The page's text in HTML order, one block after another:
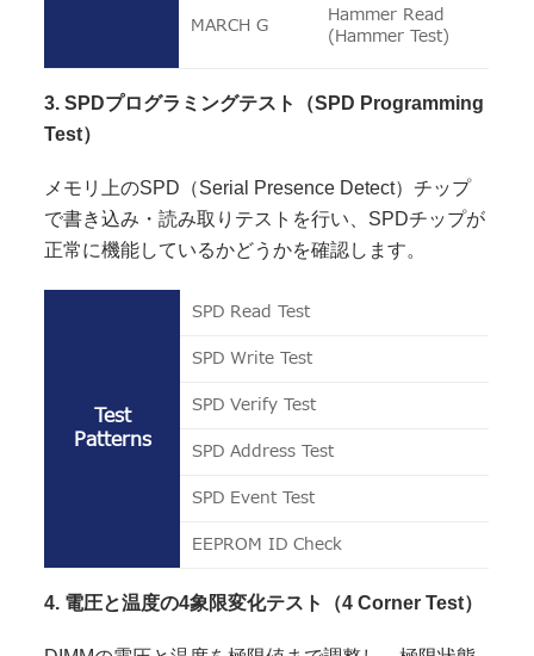
MARCH G
Hammer Read
(Hammer Test)
3. SPDプログラミングテスト（SPD Programming
Test）
メモリ上のSPD（Serial Presence Detect）チップ
で書き込み・読み取りテストを行い、SPDチップが
正常に機能しているかどうかを確認します。
Test
Patterns
SPD Read Test
SPD Write Test
SPD Verify Test
SPD Address Test
SPD Event Test
EEPROM ID Check
4. 電圧と温度の4象限変化テスト（4 Corner Test）